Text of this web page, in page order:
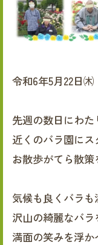
令和6年5月22日
先週の数日にわ
近くのバラ園に
お散歩がてら散策
気候も良くバラも
沢山の綺麗なバ
満面の笑みを浮